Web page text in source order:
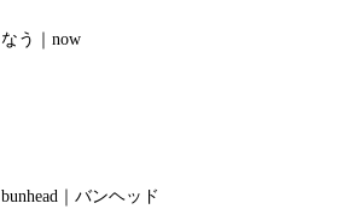
なう｜now
bunhead｜バンヘッド